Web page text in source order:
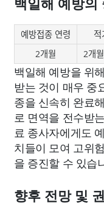
백일해 예방의
예방접종 연령
2개월
2개
백일해 예방을 위
받는 것이 매우 중
종을 신속히 완료
로 면역을 전수받
료 종사자에게도
치들이 모여 고위
을 증진할 수 있습
향후 전망 및